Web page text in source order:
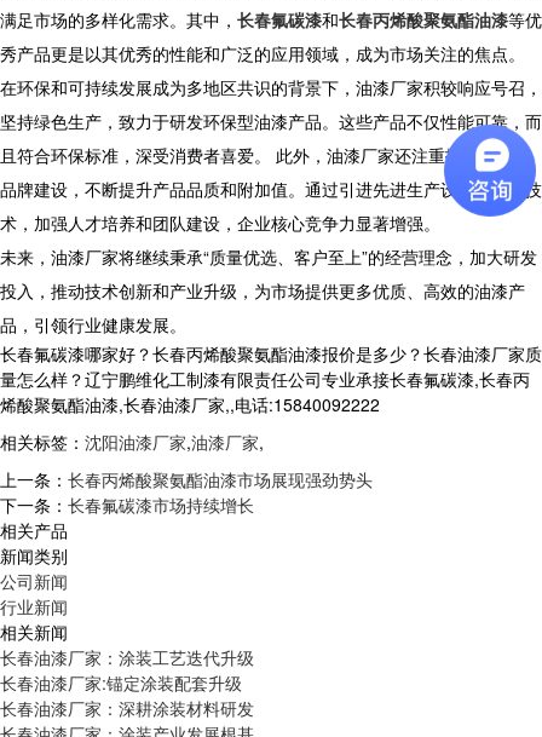
满足市场的多样化需求。其中， 长春氟碳漆和长春丙烯酸聚氨酯油漆等优
秀产品更是以其优秀的性能和广泛的应用领域，成为市场关注的焦点。
在环保和可持续发展成为多地区共识的背景下，油漆厂家积较响应号召，
坚持绿色生产，致力于研发环保型油漆产品。这些产品不仅性能可靠，而
且符合环保标准，深受消费者喜爱。 此外，油漆厂家还注重技术创新和
品牌建设，不断提升产品品质和附加值。通过引进先进生产设备和工艺技
术，加强人才培养和团队建设，企业核心竞争力显著增强。
未来，油漆厂家将继续秉承“质量优选、客户至上”的经营理念，加大研发
投入，推动技术创新和产业升级，为市场提供更多优质、高效的油漆产
品，引领行业健康发展。
长春氟碳漆哪家好？长春丙烯酸聚氨酯油漆报价是多少？长春油漆厂家质
量怎么样？辽宁鹏维化工制漆有限责任公司专业承接长春氟碳漆,长春丙
烯酸聚氨酯油漆,长春油漆厂家,,电话:15840092222
相关标签： 沈阳油漆厂家,油漆厂家,
上一条： 长春丙烯酸聚氨酯油漆市场展现强劲势头
下一条： 长春氟碳漆市场持续增长
相关产品
新闻类别
公司新闻
行业新闻
相关新闻
长春油漆厂家：涂装工艺迭代升级
长春油漆厂家:锚定涂装配套升级
长春油漆厂家：深耕涂装材料研发